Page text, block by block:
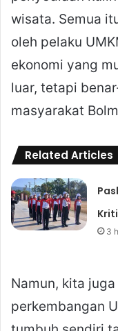
wisata. Semua
oleh pelaku
ekonomi yang
luar, tetapi
masyarakat
Related Articles
3
Namun, kita
perkembangan